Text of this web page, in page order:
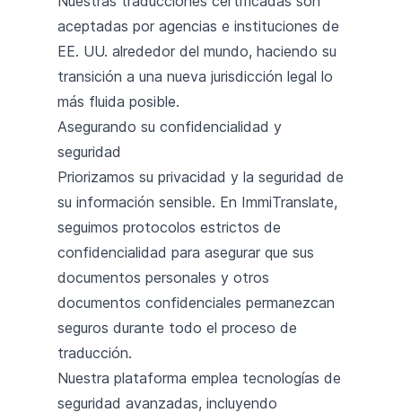
aceptadas por agencias e instituciones de
EE. UU. alrededor del mundo, haciendo su
transición a una nueva jurisdicción legal lo
más fluida posible.
Asegurando su confidencialidad y
seguridad
Priorizamos su privacidad y la seguridad de
su información sensible. En ImmiTranslate,
seguimos protocolos estrictos de
confidencialidad para asegurar que sus
documentos personales y otros
documentos confidenciales permanezcan
seguros durante todo el proceso de
traducción.
Nuestra plataforma emplea tecnologías de
seguridad avanzadas, incluyendo